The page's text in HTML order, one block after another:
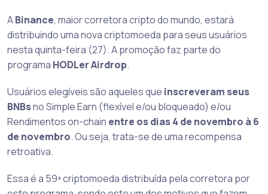
ABinance, maior corretora cripto do mundo, estará
distribuindo uma nova criptomoeda para seus usuários
nesta quinta-feira (27). A promoção faz parte do
programa HODLer Airdrop.
Usuários elegíveis são aqueles que inscreveram seus
BNBsno Simple Earn (flexível e/ou bloqueado) e/ou
Rendimentos on-chain entre os dias 4 de novembro à 6
de novembro. Ou seja, trata-se de uma recompensa
retroativa.
Essa é a 59ª criptomoeda distribuída pela corretora por